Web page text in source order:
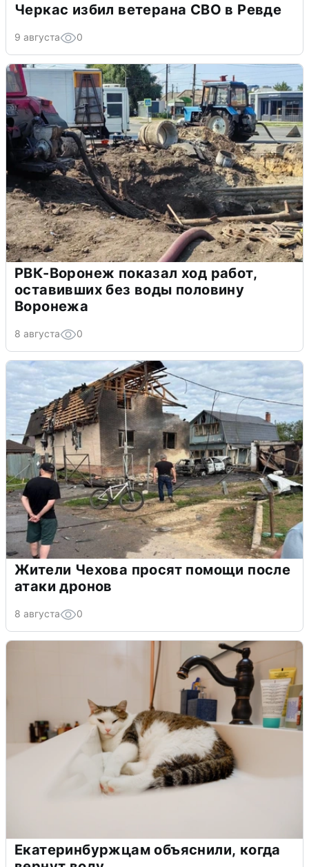
Черкас избил ветерана СВО в Ревде
9 августа 0
РВК-Воронеж показал ход работ,
оставивших без воды половину
Воронежа
8 августа 0
Жители Чехова просят помощи после
атаки дронов
8 августа 0
Екатеринбуржцам объяснили, когда